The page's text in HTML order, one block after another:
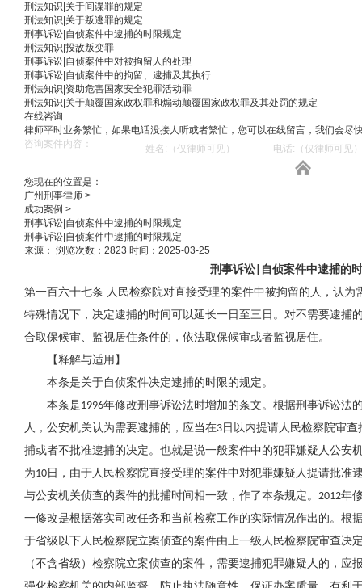
刑法知识|关于间谍罪的规定
刑法知识|关于叛逃罪的规定
刑事诉讼|自侦案件中逮捕的时限规定
刑法知识|投敌叛变罪
刑事诉讼|自侦案件中对被拘留人的处理
刑事诉讼|自侦案件中的拘留、逮捕及其执行
刑法知识|资助危害国家安全犯罪活动罪
刑法知识|关于颠覆国家政权罪和煽动颠覆国家政权罪及其处罚的规定
在线咨询
律师平时业务繁忙，如果电话没接人听或者繁忙，您可以在线留言，我们会尽
您现在的位置是：
广州刑事律师 >
成功案例 >
刑事诉讼|自侦案件中逮捕的时限规定
刑事诉讼|自侦案件中逮捕的时限规定
来源： 浏览次数：2823 时间：2025-03-25
刑事诉讼| 自侦案件中逮捕的
第一百六十七条 人民检察院对直接受理的案件中被拘留的人，认
特殊情况下，决定逮捕的时间可以延长一日至三日。对不需要逮捕
合取保候审、监视居住条件的，依法取保候审或者监视居住。
【释解与适用】
本条是关于自侦案件决定逮捕的时限的规定。
本条是1996年修改刑事诉讼法时增加的条文。根据刑事诉讼法
人，公安机关认为需要逮捕的，应当在3 日以内提请人民检察院审
捕或者不批准逮捕的决定。也就是说一般案件中的犯罪嫌疑人公安
为10 日，由于人民检察院直接受理的案件中对犯罪嫌疑人提请批准
与公安机关侦查的案件的批捕时间相一致，作了本条规定。 2012年
一修改是根据落实司改任务和当前检察工作的实际情况作出的。根
于省级以下人民检察院立案侦查的案件由上一级人民检察院审查决
（不含省级）检察院立案侦查的案件，需要逮捕犯罪嫌疑人的，应